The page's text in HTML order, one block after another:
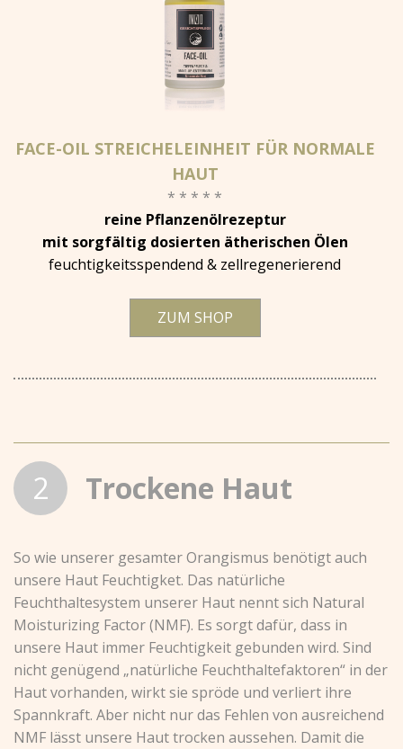
FACE-OIL STREICHELEINHEIT FÜR NORMALE
HAUT
* * * * *
reine Pflanzenölrezeptur
mit sorgfältig dosierten ätherischen Ölen
feuchtigkeitsspendend & zellregenerierend
ZUM SHOP
2 Trockene Haut
So wie unserer gesamter Orangismus benötigt auch
unsere Haut Feuchtigket. Das natürliche
Feuchthaltesystem unserer Haut nennt sich Natural
Moisturizing Factor (NMF). Es sorgt dafür, dass in
unsere Haut immer Feuchtigkeit gebunden wird. Sind
nicht genügend „natürliche Feuchthaltefaktoren“ in der
Haut vorhanden, wirkt sie spröde und verliert ihre
Spannkraft. Aber nicht nur das Fehlen von ausreichend
NMF lässt unsere Haut trocken aussehen. Damit die